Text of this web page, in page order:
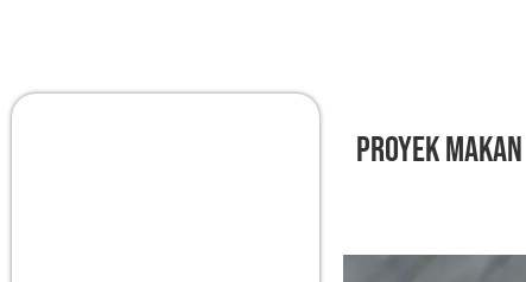
Proyek